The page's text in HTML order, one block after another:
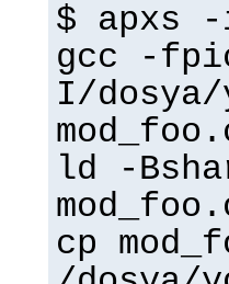
$ apxs
gcc -fpic
I/
ld -
cp